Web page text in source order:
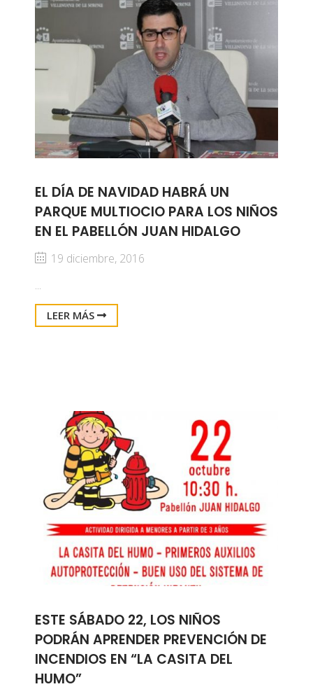
EL DÍA DE NAVIDAD HABRÁ UN
PARQUE MULTIOCIO PARA LOS NIÑOS
EN EL PABELLÓN JUAN HIDALGO
19 diciembre, 2016
...
LEER MÁS
ESTE SÁBADO 22, LOS NIÑOS
PODRÁN APRENDER PREVENCIÓN DE
INCENDIOS EN “LA CASITA DEL
HUMO”